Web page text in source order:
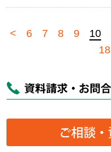
< 6 7 8 9 10
18